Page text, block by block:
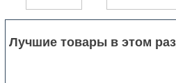
Лучшие товары в этом